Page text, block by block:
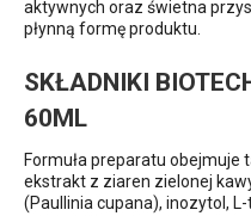
aktywnych oraz świetna
płynną formę produktu.
SKŁADNIKI
60ML
Formuła preparatu obejmuje
ekstrakt z ziaren zielonej
(Paullinia cupana), inozytol,